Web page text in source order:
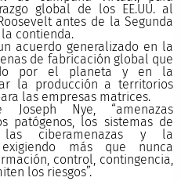
global de los EE.UU. al
antes de la Segunda
contienda.
acuerdo generalizado en la
de fabricación global que
por el planeta y en la
la producción a territorios
las empresas matrices.
Joseph Nye, “amenazas
patógenos, los sistemas de
las ciberamenazas y la
más que nunca
control, contingencia,
los riesgos”.